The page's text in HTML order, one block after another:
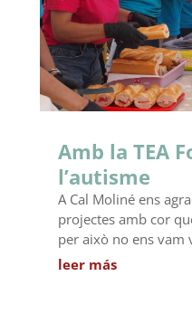
Amb la TEA
l’autisme
A Cal Moliné ens
projectes amb cor
per això no ens vam
leer más